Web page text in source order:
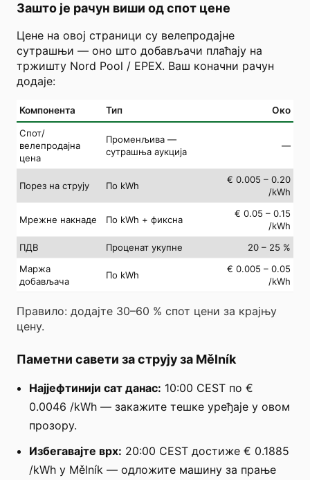
Зашто је рачун виши од спот цене
Цене на овој страници су велепродајне
сутрашњи — оно што добављачи плаћају на
тржишту Nord Pool / EPEX. Ваш коначни рачун
додаје:
Компонента Тип Око
Спот/
велепродајна
цена
Променљива —
сутрашња аукција
—
Порез на струју По kWh
€ 0.005 – 0.20
/kWh
Мрежне накнаде По kWh + фиксна
€ 0.05 – 0.15
/kWh
ПДВ
Проценат укупне
20 – 25 %
Маржа
добављача
По kWh
€ 0.005 – 0.05
/kWh
Правило: додајте 30–60 % спот цени за крајњу
цену.
Паметни савети за струју за Mělník
Најјефтинији сат данас: 10:00 CEST по €
0.0046 /kWh — закажите тешке уређаје у овом
прозору.
Избегавајте врх: 20:00 CEST достиже € 0.1885
/kWh у Mělník — одложите машину за прање